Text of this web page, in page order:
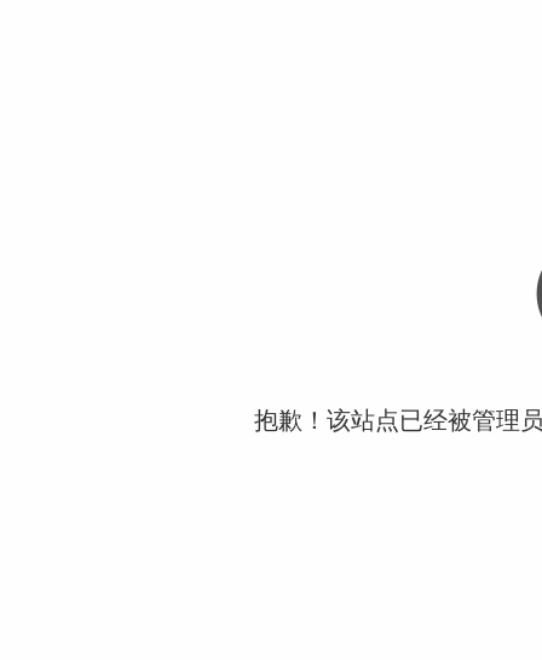
抱歉！该站点已经被管理